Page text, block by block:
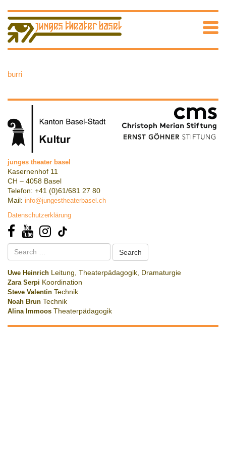
burri
junges theater basel
Kasernenhof 11
CH – 4058 Basel
Telefon: +41 (0)61/681 27 80
Mail: info@jungestheaterbasel.ch
Datenschutzerklärung
Search
for:
Uwe Heinrich Leitung, Theaterpädagogik, Dramaturgie
Zara Serpi Koordination
Steve Valentin Technik
Noah Brun Technik
Alina Immoos Theaterpädagogik